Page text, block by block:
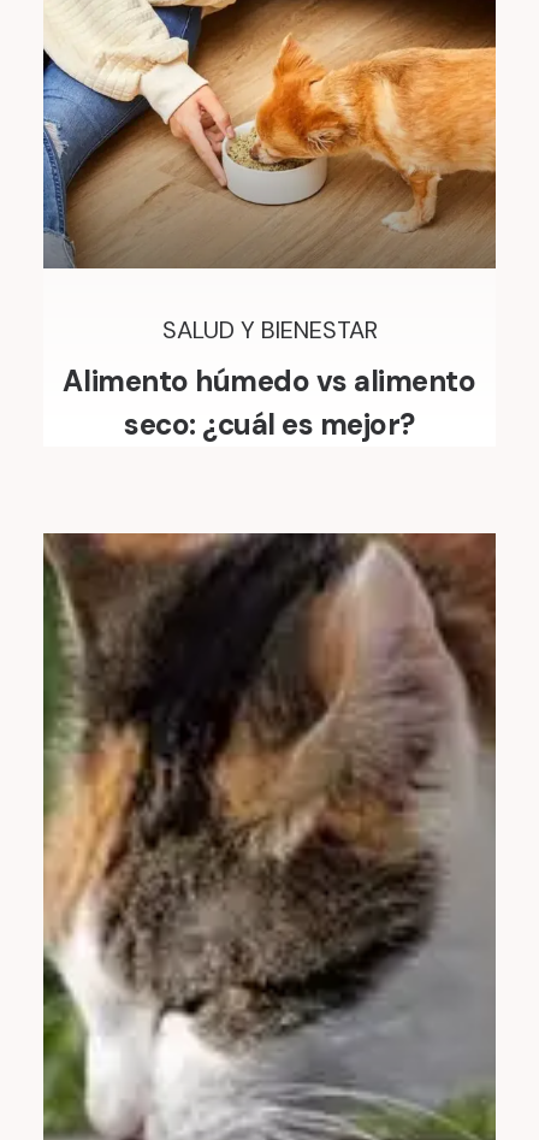
SALUD Y BIENESTAR
Alimento húmedo vs alimento
seco: ¿cuál es mejor?